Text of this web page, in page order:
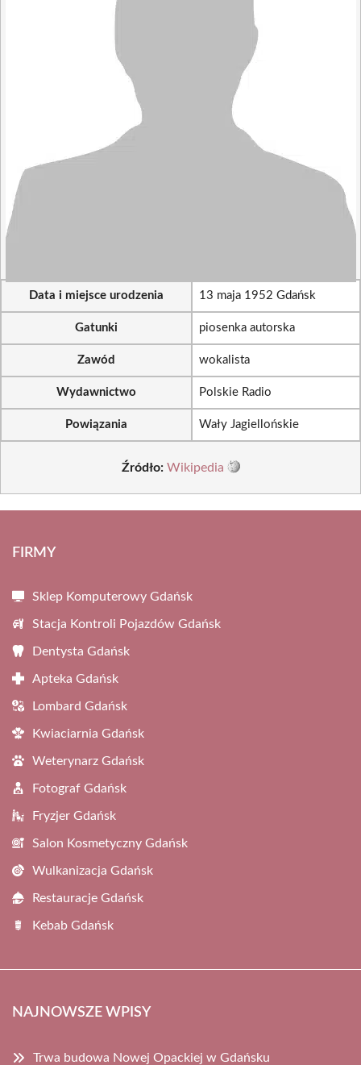
Data i miejsce urodzenia 13 maja 1952 Gdańsk
Gatunki piosenka autorska
Zawód wokalista
Wydawnictwo Polskie Radio
Powiązania Wały Jagiellońskie
Źródło: Wikipedia
FIRMY
Sklep Komputerowy Gdańsk
Stacja Kontroli Pojazdów Gdańsk
Dentysta Gdańsk
Apteka Gdańsk
Lombard Gdańsk
Kwiaciarnia Gdańsk
Weterynarz Gdańsk
Fotograf Gdańsk
Fryzjer Gdańsk
Salon Kosmetyczny Gdańsk
Wulkanizacja Gdańsk
Restauracje Gdańsk
Kebab Gdańsk
NAJNOWSZE WPISY
Trwa budowa Nowej Opackiej w Gdańsku